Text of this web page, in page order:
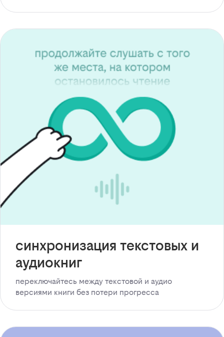
синхронизация текстовых и
аудиокниг
переключайтесь между текстовой и аудио
версиями книги без потери прогресса